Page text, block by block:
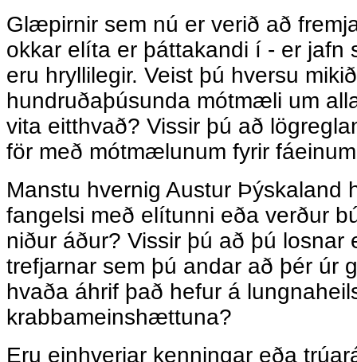
Glæpirnir sem nú er verið að
okkar elíta er þáttakandi í - er jafn
eru hryllilegir. Veist þú hversu
hundruðaþúsunda mótmæli um
vita eitthvað? Vissir þú að
för með mótmælunum fyrir
Manstu hvernig Austur Þýskaland
fangelsi með elítunni eða verður
niður áður? Vissir þú að þú losnar
trefjarnar sem þú andar að þér úr
hvaða áhrif það hefur á
krabbameinshættuna?
Eru einhverjar kenningar eða